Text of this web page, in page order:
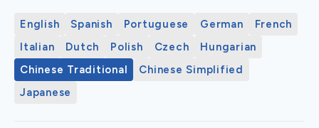
English Spanish Portuguese German
French
Italian
Dutch Polish Czech
Hungarian
Chinese Traditional
Chinese Simplified
Japanese